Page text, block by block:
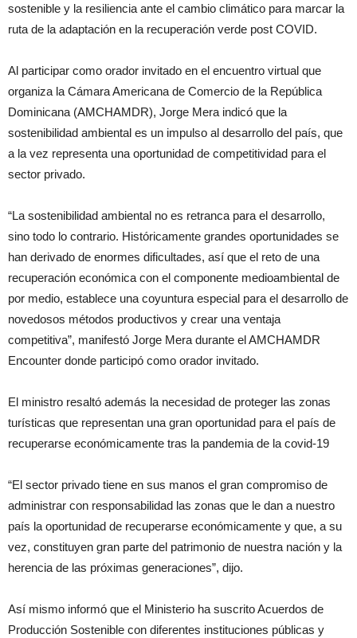
sostenible y la resiliencia ante el cambio climático para marcar la
ruta de la adaptación en la recuperación verde post COVID.
Al participar como orador invitado en el encuentro virtual que
organiza la Cámara Americana de Comercio de la República
Dominicana (AMCHAMDR), Jorge Mera indicó que la
sostenibilidad ambiental es un impulso al desarrollo del país, que
a la vez representa una oportunidad de competitividad para el
sector privado.
“La sostenibilidad ambiental no es retranca para el desarrollo,
sino todo lo contrario. Históricamente grandes oportunidades se
han derivado de enormes dificultades, así que el reto de una
recuperación económica con el componente medioambiental de
por medio, establece una coyuntura especial para el desarrollo de
novedosos métodos productivos y crear una ventaja
competitiva”, manifestó Jorge Mera durante el AMCHAMDR
Encounter donde participó como orador invitado.
El ministro resaltó además la necesidad de proteger las zonas
turísticas que representan una gran oportunidad para el país de
recuperarse económicamente tras la pandemia de la covid-19
“El sector privado tiene en sus manos el gran compromiso de
administrar con responsabilidad las zonas que le dan a nuestro
país la oportunidad de recuperarse económicamente y que, a su
vez, constituyen gran parte del patrimonio de nuestra nación y la
herencia de las próximas generaciones”, dijo.
Así mismo informó que el Ministerio ha suscrito Acuerdos de
Producción Sostenible con diferentes instituciones públicas y